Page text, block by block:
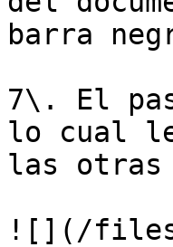
barra
7\. El
lo cual
las otras
![](/files/-